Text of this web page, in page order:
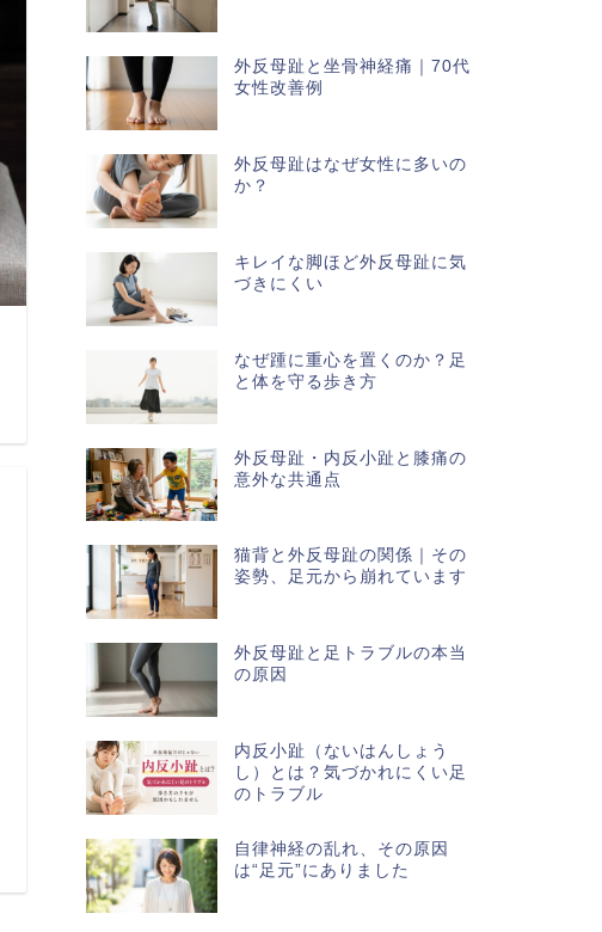
外反母趾と坐骨神経痛｜70代
女性改善例
外反母趾はなぜ女性に多いの
か？
キレイな脚ほど外反母趾に気
づきにくい
なぜ踵に重心を置くのか？足
と体を守る歩き方
外反母趾・内反小趾と膝痛の
意外な共通点
猫背と外反母趾の関係｜その
姿勢、足元から崩れています
外反母趾と足トラブルの本当
の原因
内反小趾（ないはんしょう
し）とは？気づかれにくい足
のトラブル
自律神経の乱れ、その原因
は“足元”にありました